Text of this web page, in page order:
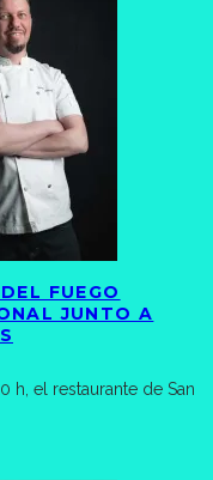
FUEGO
JUNTO A
h, el restaurante de San